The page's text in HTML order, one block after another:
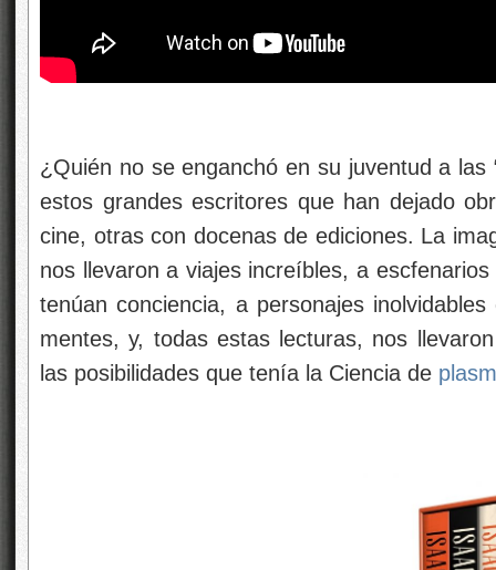
¿Quién no se enganchó en su juventud a las
estos grandes escritores que han dejado
cine, otras con docenas de ediciones. La
nos llevaron a viajes increíbles, a
tenúan conciencia, a personajes
mentes, y, todas estas lecturas, nos
las posibilidades que tenía la Ciencia de